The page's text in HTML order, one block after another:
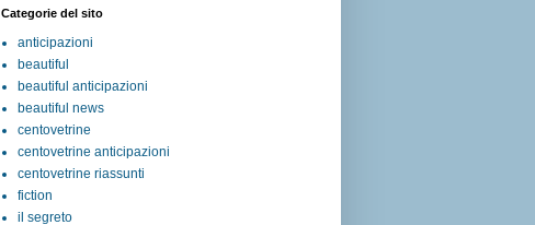
Categorie del sito
anticipazioni
beautiful
beautiful anticipazioni
beautiful news
centovetrine
centovetrine anticipazioni
centovetrine riassunti
fiction
il segreto